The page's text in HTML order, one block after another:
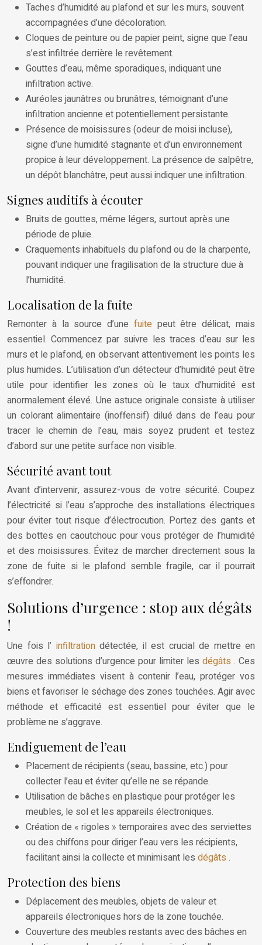
Taches d’humidité au plafond et sur les murs, souvent
accompagnées d’une décoloration.
Cloques de peinture ou de papier peint, signe que l’eau
s’est infiltrée derrière le revêtement.
Gouttes d’eau, même sporadiques, indiquant une
infiltration active.
Auréoles jaunâtres ou brunâtres, témoignant d’une
infiltration ancienne et potentiellement persistante.
Présence de moisissures (odeur de moisi incluse),
signe d’une humidité stagnante et d’un environnement
propice à leur développement. La présence de salpêtre,
un dépôt blanchâtre, peut aussi indiquer une infiltration.
Signes auditifs à écouter
Bruits de gouttes, même légers, surtout après une
période de pluie.
Craquements inhabituels du plafond ou de la charpente,
pouvant indiquer une fragilisation de la structure due à
l’humidité.
Localisation de la fuite
Remonter à la source d’une fuite peut être délicat, mais
essentiel. Commencez par suivre les traces d’eau sur les
murs et le plafond, en observant attentivement les points les
plus humides. L’utilisation d’un détecteur d’humidité peut être
utile pour identifier les zones où le taux d’humidité est
anormalement élevé. Une astuce originale consiste à utiliser
un colorant alimentaire (inoffensif) dilué dans de l’eau pour
tracer le chemin de l’eau, mais soyez prudent et testez
d’abord sur une petite surface non visible.
Sécurité avant tout
Avant d’intervenir, assurez-vous de votre sécurité. Coupez
l’électricité si l’eau s’approche des installations électriques
pour éviter tout risque d’électrocution. Portez des gants et
des bottes en caoutchouc pour vous protéger de l’humidité
et des moisissures. Évitez de marcher directement sous la
zone de fuite si le plafond semble fragile, car il pourrait
s’effondrer.
Solutions d’urgence : stop aux dégâts
!
Une fois l’ infiltration détectée, il est crucial de mettre en
œuvre des solutions d’urgence pour limiter les dégâts . Ces
mesures immédiates visent à contenir l’eau, protéger vos
biens et favoriser le séchage des zones touchées. Agir avec
méthode et efficacité est essentiel pour éviter que le
problème ne s’aggrave.
Endiguement de l’eau
Placement de récipients (seau, bassine, etc.) pour
collecter l’eau et éviter qu’elle ne se répande.
Utilisation de bâches en plastique pour protéger les
meubles, le sol et les appareils électroniques.
Création de « rigoles » temporaires avec des serviettes
ou des chiffons pour diriger l’eau vers les récipients,
facilitant ainsi la collecte et minimisant les dégâts .
Protection des biens
Déplacement des meubles, objets de valeur et
appareils électroniques hors de la zone touchée.
Couverture des meubles restants avec des bâches en